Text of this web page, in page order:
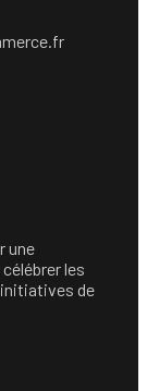
une
les
initiatives de